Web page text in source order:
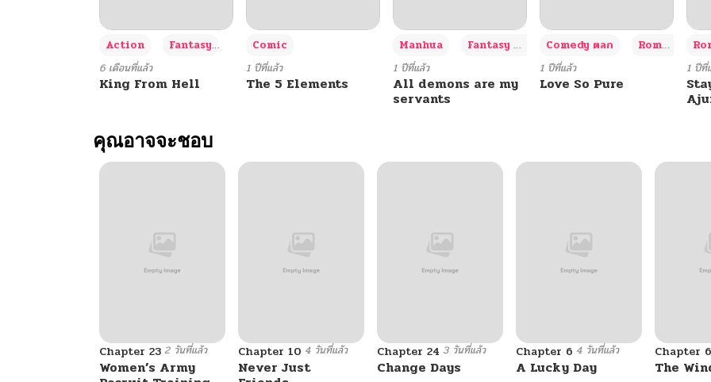
ตอนที่ 107
ตอนที่ 106
ตอนที่ 104 02/07/2026
ตอนที่ 100 02/07/2026
Action Fantasy
6 เดือนที่แล้ว
King From Hell
Comic
1 ปีที่แล้ว
The 5 Elements
Manhua Fantasy แฟนตาซี +3
1 ปีที่แล้ว
All demons are my
servants
Comedy ตลก Romance โรแมนซ์
1 ปีที่แล้ว
Love So Pure
1 ปีที่
คุณอาจจะชอบ
Chapter 23 2 วันที่แล้ว
Women’s Army
Chapter 10 4 วันที่แล้ว
Never Just
Chapter 24 3 วันที่แล้ว
Change Days
Chapter 6 4 วันที่แล้ว
A Lucky Day
Chapter 6
The